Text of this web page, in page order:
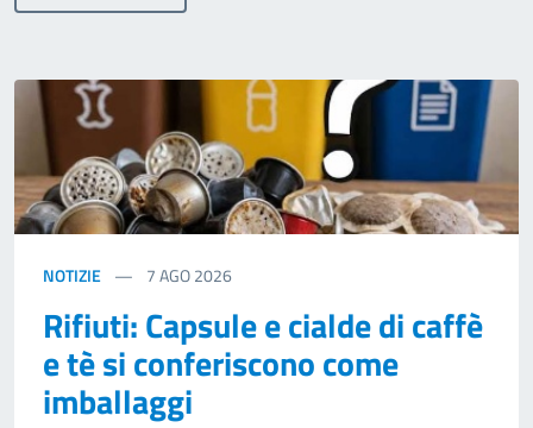
NOTIZIE 7AGO 2026
Rifiuti: Capsule e cialde di caffè
e tè si conferiscono come
imballaggi